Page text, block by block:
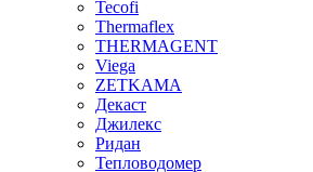
Tecofi
Thermaflex
THERMAGENT
Viega
ZETKAMA
Декаст
Джилекс
Ридан
Тепловодомер